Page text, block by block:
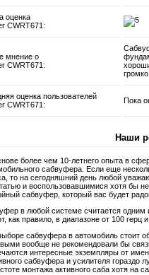
оценка
CWRT671:
мнение о
CWRT671:
оценка пользователей
CWRT671:
Пока
Наши
более чем 10-летнего опыта в
сабвуфера. Если еще
то на сегодняшний день любой
и воспользовавшимися хотя бы
сабвуфер, который вас будет
в любой системе считается одним
как правило, в диапазоне от 100 герц
сабвуфера в автомобиль стоит
вообще не рекомендовали бы
интересные экземпляры от
сабвуфера и усилителя
монтажа активного саба хотя на